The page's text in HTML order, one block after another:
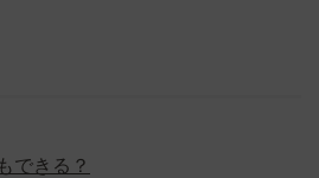
できる？